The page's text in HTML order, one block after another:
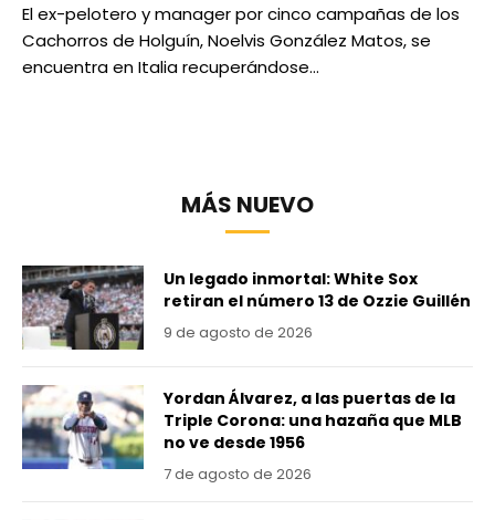
El ex-pelotero y manager por cinco campañas de los
Cachorros de Holguín, Noelvis González Matos, se
encuentra en Italia recuperándose…
MÁS NUEVO
Un legado inmortal: White Sox
retiran el número 13 de Ozzie Guillén
9 de agosto de 2026
Yordan Álvarez, a las puertas de la
Triple Corona: una hazaña que MLB
no ve desde 1956
7 de agosto de 2026